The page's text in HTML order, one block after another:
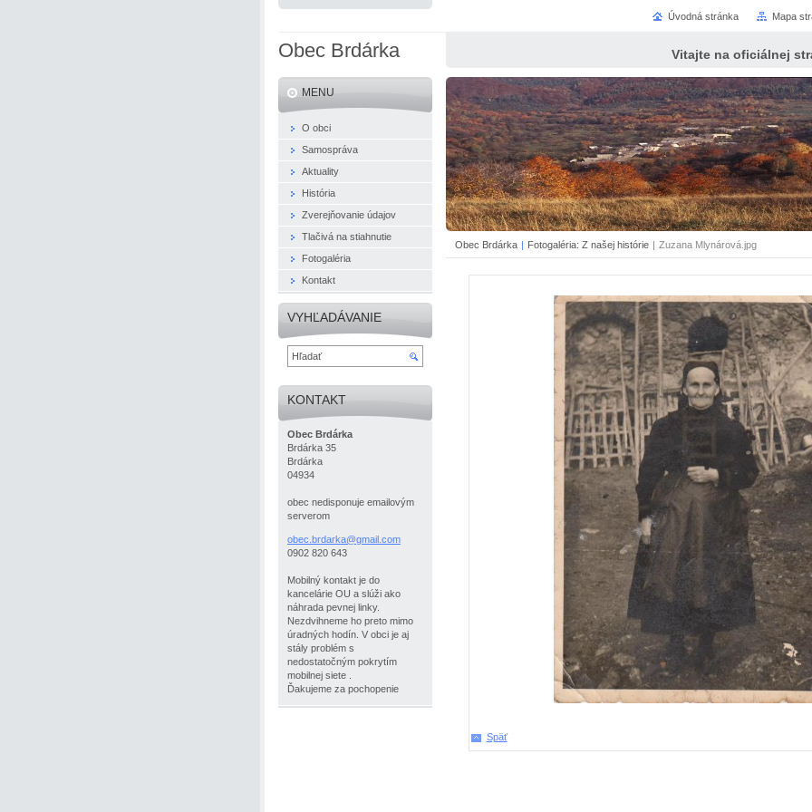
Obec Brdárka Vitajte na oficiálnej
Obec Brdárka | Fotogaléria: Z našej histórie | Zuzana Mlynárová.jpg
Späť
MENU
O obci
Samospráva
Aktuality
História
Zverejňovanie údajov
Tlačivá na stiahnutie
Fotogaléria
Kontakt
VYHĽADÁVANIE
KONTAKT
Obec Brdárka
Brdárka 35
Brdárka
04934
obec nedisponuje emailovým
serverom
obec.brdarka@gmail.com
0902 820 643
Mobilný kontakt je do
kancelárie OU a slúži ako
náhrada pevnej linky.
Nezdvihneme ho preto mimo
úradných hodín. V obci je aj
stály problém s
nedostatočným pokrytím
mobilnej siete .
Ďakujeme za pochopenie
Úvodná stránka Mapa